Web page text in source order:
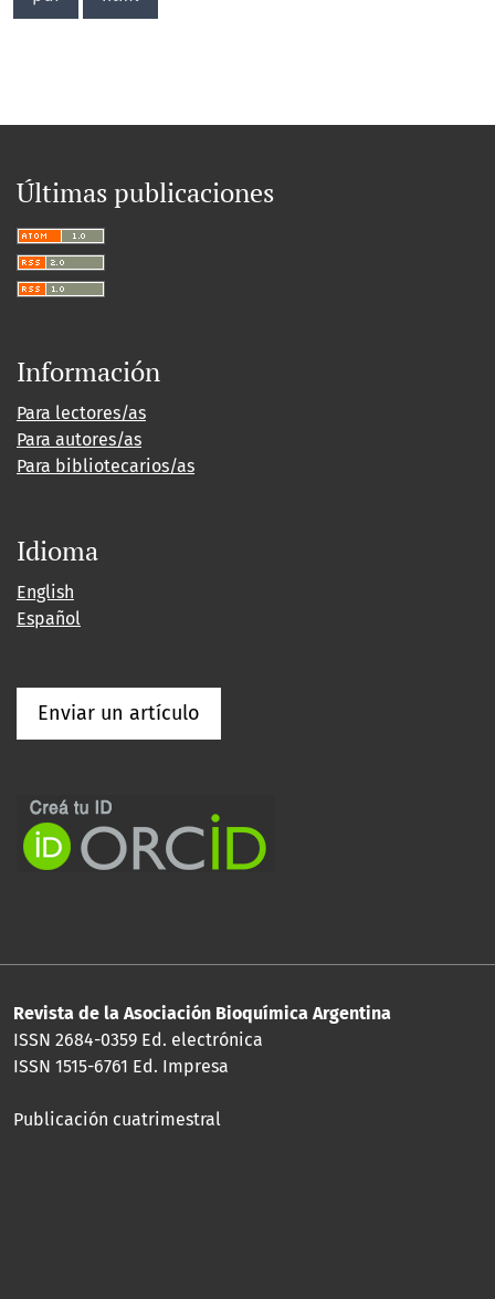
Últimas publicaciones
Información
Para lectores/as
Para autores/as
Para bibliotecarios/as
Idioma
English
Español
Enviar un artículo
Revista de la Asociación Bioquímica Argentina
ISSN 2684-0359 Ed. electrónica
ISSN 1515-6761 Ed. Impresa
Publicación cuatrimestral